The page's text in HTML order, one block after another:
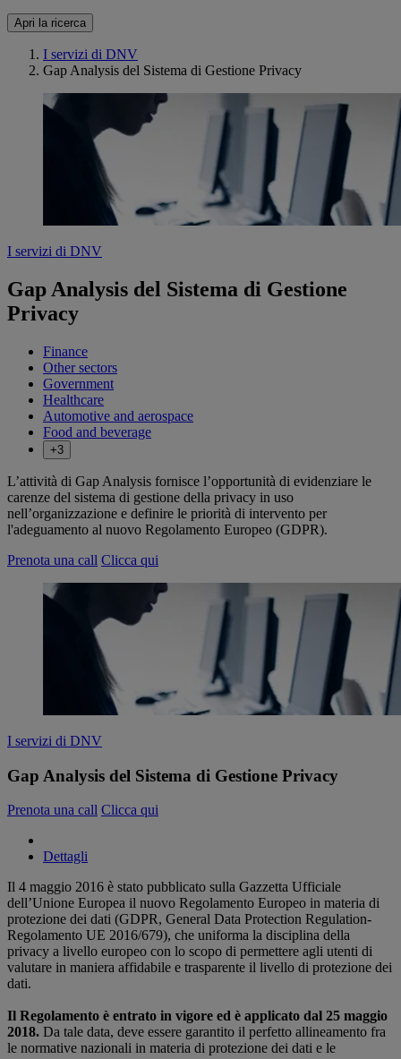
Apri la ricerca
I servizi di DNV
Gap Analysis del Sistema di Gestione Privacy
I servizi di DNV
Gap Analysis del Sistema di Gestione
Privacy
Finance
Other sectors
Government
Healthcare
Automotive and aerospace
Food and beverage
+3
L’attività di Gap Analysis fornisce l’opportunità di evidenziare le
carenze del sistema di gestione della privacy in uso
nell’organizzazione e definire le priorità di intervento per
l'adeguamento al nuovo Regolamento Europeo (GDPR).
Prenota una call Clicca qui
I servizi di DNV
Gap Analysis del Sistema di Gestione Privacy
Prenota una call Clicca qui
Dettagli
Il 4 maggio 2016 è stato pubblicato sulla Gazzetta Ufficiale
dell’Unione Europea il nuovo Regolamento Europeo in materia di
protezione dei dati (GDPR, General Data Protection Regulation-
Regolamento UE 2016/679), che uniforma la disciplina della
privacy a livello europeo con lo scopo di permettere agli utenti di
valutare in maniera affidabile e trasparente il livello di protezione dei
dati.
Il Regolamento è entrato in vigore ed è applicato dal 25 maggio
2018. Da tale data, deve essere garantito il perfetto allineamento fra
le normative nazionali in materia di protezione dei dati e le